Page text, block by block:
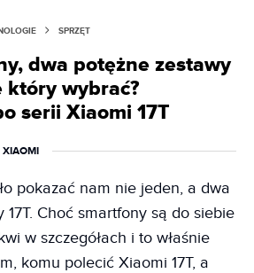
SPRZĘT
dwa potężne zestawy
który wybrać?
serii Xiaomi 17T
XIAOMI
pokazać nam nie jeden, a dwa
Choć smartfony są do siebie
w szczegółach i to właśnie
komu polecić Xiaomi 17T, a